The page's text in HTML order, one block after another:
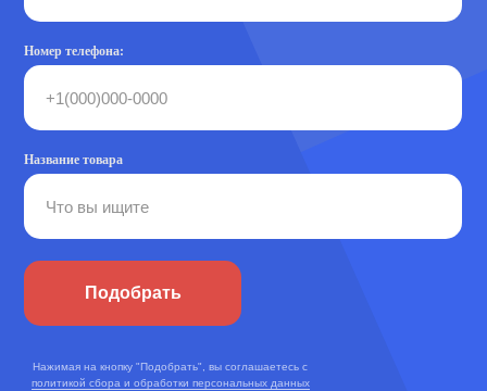
Номер телефона:
Название товара
Подобрать
Нажимая на кнопку "Подобрать", вы соглашаетесь с
политикой сбора и обработки персональных данных